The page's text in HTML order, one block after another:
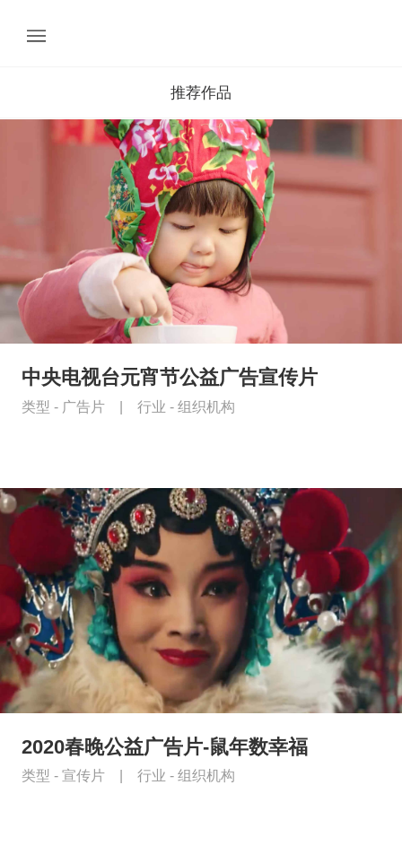
推荐作品
中央电视台元宵节公益广告宣传片
类型 - 广告片 行业 - 组织机构
2020春晚公益广告片-鼠年数幸福
类型 - 宣传片 行业 - 组织机构